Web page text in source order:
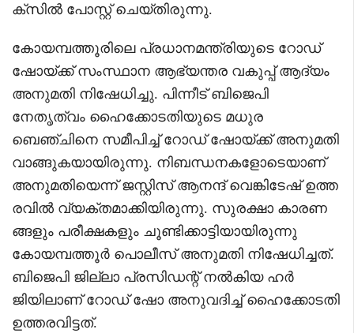
ക്സിൽ പോസ്റ്റ്‌ ചെയ്തിരുന്നു.
കോയമ്പത്തൂരിലെ പ്രധാനമന്ത്രിയുടെ റോഡ്
ഷോയ്ക്ക് സംസ്ഥാന ആഭ്യന്തര വകുപ്പ് ആദ്യം
അനുമതി നിഷേധിച്ചു. പിന്നീട് ബിജെപി
നേതൃത്വം ഹൈക്കോടതിയുടെ മധുര
ബെഞ്ചിനെ സമീപിച്ച് റോഡ് ഷോയ്ക്ക് അനുമതി
വാങ്ങുകയായിരുന്നു. നിബന്ധനകളോടെയാണ്
അനുമതിയെന്ന് ജസ്റ്റിസ് ആനന്ദ് വെങ്കിടേഷ് ഉത്ത
രവിൽ വ്യക്തമാക്കിയിരുന്നു. സുരക്ഷാ കാരണ
ങ്ങളും പരീക്ഷകളും ചൂണ്ടിക്കാട്ടിയായിരുന്നു
കോയമ്പത്തൂർ പൊലീസ് അനുമതി നിഷേധിച്ചത്.
ബിജെപി ജില്ലാ പ്രസിഡന്റ് നൽകിയ ഹർ
ജിയിലാണ് റോഡ് ഷോ അനുവദിച്ച് ഹൈക്കോടതി
ഉത്തരവിട്ടത്.